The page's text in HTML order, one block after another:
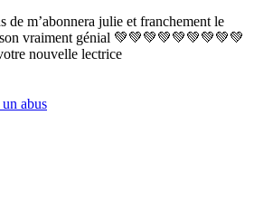
de m’abonnera julie et franchement le
son vraiment génial 💚💚💚💚💚💚💚💚💚
nouvelle lectrice
abus